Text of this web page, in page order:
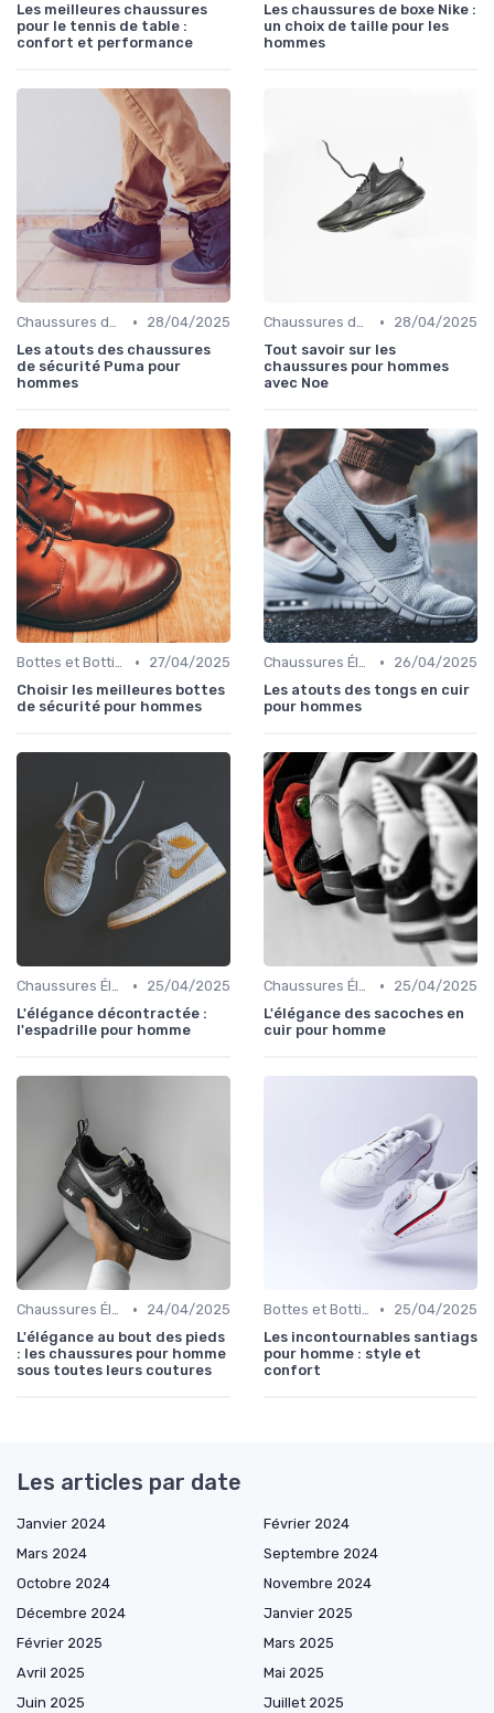
Les meilleures chaussures
pour le tennis de table :
confort et performance
Les chaussures de boxe Nike :
un choix de taille pour les
hommes
Chaussures de Sport •
28/04/2025
Les atouts des chaussures
de sécurité Puma pour
hommes
Chaussures de Ville •
28/04/2025
Tout savoir sur les
chaussures pour hommes
avec Noe
Bottes et Bottines •
27/04/2025
Choisir les meilleures bottes
de sécurité pour hommes
Chaussures Élégantes et de Cérémonie •
26/04/2025
Les atouts des tongs en cuir
pour hommes
Chaussures Élégantes et de Cérémonie •
25/04/2025
L'élégance décontractée :
l'espadrille pour homme
Chaussures Élégantes et de Cérémonie •
25/04/2025
L'élégance des sacoches en
cuir pour homme
Chaussures Élégantes et de Cérémonie •
24/04/2025
L'élégance au bout des pieds
: les chaussures pour homme
sous toutes leurs coutures
Bottes et Bottines •
25/04/2025
Les incontournables santiags
pour homme : style et
confort
Les articles par date
Janvier 2024
Février 2024
Mars 2024
Septembre 2024
Octobre 2024
Novembre 2024
Décembre 2024
Janvier 2025
Février 2025
Mars 2025
Avril 2025
Mai 2025
Juin 2025
Juillet 2025